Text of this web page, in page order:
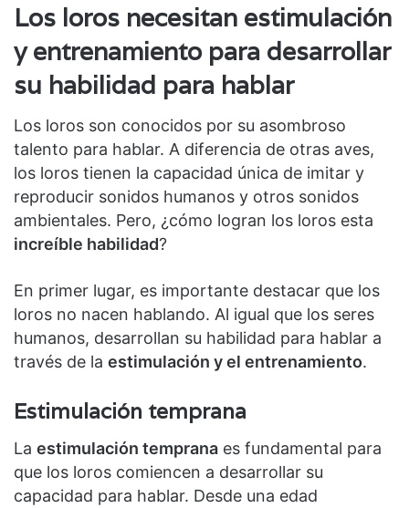
Los loros necesitan estimulación
y entrenamiento para desarrollar
su habilidad para hablar
Los loros son conocidos por su asombroso
talento para hablar. A diferencia de otras aves,
los loros tienen la capacidad única de imitar y
reproducir sonidos humanos y otros sonidos
ambientales. Pero, ¿cómo logran los loros esta
increíble habilidad?
En primer lugar, es importante destacar que los
loros no nacen hablando. Al igual que los seres
humanos, desarrollan su habilidad para hablar a
través de la estimulación y el entrenamiento.
Estimulación temprana
La estimulación temprana es fundamental para
que los loros comiencen a desarrollar su
capacidad para hablar. Desde una edad